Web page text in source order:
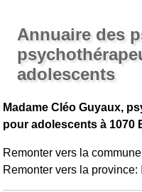
Annuaire des
adolescents
Madame Cléo Guyaux,
pour adolescents à 1070
Remonter vers la
Remonter vers la province: